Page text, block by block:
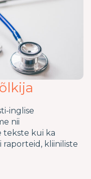
inglise
nii
tekste kui ka
kliiniliste